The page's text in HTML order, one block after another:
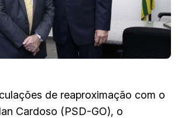
de reaproximação com o
Cardoso (PSD-GO), o